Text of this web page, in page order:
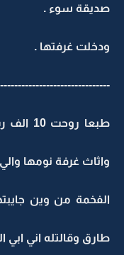
صديقة سوء .
ودخلت غرفتها .
طبعا
واثاث غرفة نومها
الفخمة من وين
طارق وقالتله اني ابي